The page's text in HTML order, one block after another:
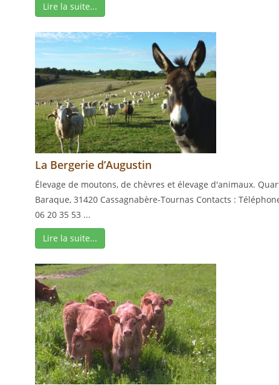
Lire la suite...
La Bergerie d’Augustin
Élevage de moutons, de chèvres et élevage d'animaux.
Baraque, 31420 Cassagnabère-Tournas Contacts :
06 20 35 53 ...
Lire la suite...